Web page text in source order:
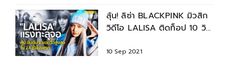
ลุ้น! ลิซ่า BLACKPINK มิวสิก
วิดีโอ LALISA ติดท็อป 10 วิว
10 Sep 2021